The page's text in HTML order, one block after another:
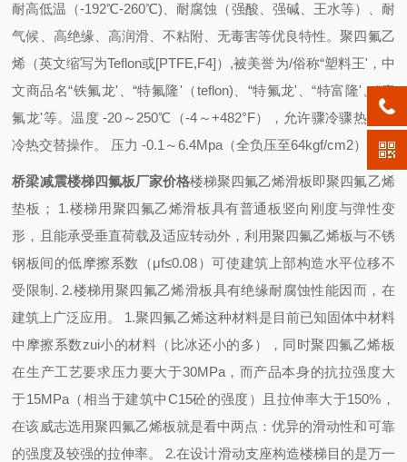
耐高低温（-192℃-260℃)、耐腐蚀（强酸、强碱、王水等）、耐
气候、高绝缘、高润滑、不粘附、无毒害等优良特性。聚四氟乙
烯（英文缩写为Teflon或[PTFE,F4]）,被美誉为/俗称“塑料王'，中
文商品名“铁氟龙'、“特氟隆'（teflon)、“特氟龙'、“特富隆'、“泰
氟龙'等。温度 -20～250℃（-4～+482°F），允许骤冷骤热，或
冷热交替操作。 压力 -0.1～6.4Mpa（全负压至64kgf/cm2）。
桥梁减震楼梯四氟板厂家价格楼梯聚四氟乙烯滑板即聚四氟乙烯
垫板；
1.楼梯用聚四氟乙烯滑板具有普通板竖向刚度与弹性变
形，且能承受垂直荷载及适应转动外，利用聚四氟乙烯板与不锈
钢板间的低摩擦系数（μf≤0.08）可使建筑上部构造水平位移不
受限制 . 2.楼梯用聚四氟乙烯滑板具有绝缘耐腐蚀性能因而，在
建筑上广泛应用。 1.聚四氟乙烯这种材料是目前已知固体中材料
中摩擦系数zui小的材料（比冰还小的多），同时聚四氟乙烯板
在生产工艺要求压力要大于30MPa，而产品本身的抗拉强度大
于15MPa（相当于建筑中C15砼的强度）且拉伸率大于150% ，
在该威志选用聚四氟乙烯板就是看中两点：优异的滑动性和可靠
的强度及较强的拉伸率。 2.在设计滑动支座构造楼梯目的是万一